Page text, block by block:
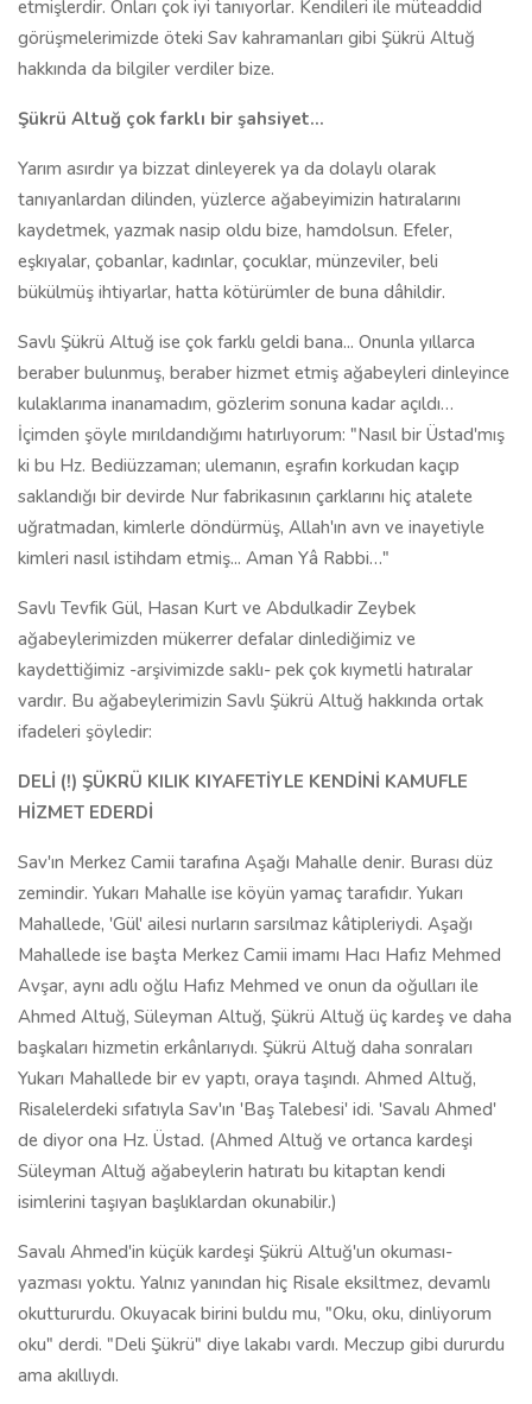
etmişlerdir. Onları çok iyi tanıyorlar. Kendileri ile müteaddid
görüşmelerimizde öteki Sav kahramanları gibi Şükrü Altuğ
hakkında da bilgiler verdiler bize.
Şükrü Altuğ çok farklı bir şahsiyet…
Yarım asırdır ya bizzat dinleyerek ya da dolaylı olarak
tanıyanlardan dilinden, yüzlerce ağabeyimizin hatıralarını
kaydetmek, yazmak nasip oldu bize, hamdolsun. Efeler,
eşkıyalar, çobanlar, kadınlar, çocuklar, münzeviler, beli
bükülmüş ihtiyarlar, hatta kötürümler de buna dâhildir.
Savlı Şükrü Altuğ ise çok farklı geldi bana... Onunla yıllarca
beraber bulunmuş, beraber hizmet etmiş ağabeyleri dinleyince
kulaklarıma inanamadım, gözlerim sonuna kadar açıldı…
İçimden şöyle mırıldandığımı hatırlıyorum: "Nasıl bir Üstad'mış
ki bu Hz. Bediüzzaman; ulemanın, eşrafın korkudan kaçıp
saklandığı bir devirde Nur fabrikasının çarklarını hiç atalete
uğratmadan, kimlerle döndürmüş, Allah'ın avn ve inayetiyle
kimleri nasıl istihdam etmiş... Aman Yâ Rabbi…"
Savlı Tevfik Gül, Hasan Kurt ve Abdulkadir Zeybek
ağabeylerimizden mükerrer defalar dinlediğimiz ve
kaydettiğimiz -arşivimizde saklı- pek çok kıymetli hatıralar
vardır. Bu ağabeylerimizin Savlı Şükrü Altuğ hakkında ortak
ifadeleri şöyledir:
DELİ (!) ŞÜKRÜ KILIK KIYAFETİYLE KENDİNİ KAMUFLE
HİZMET EDERDİ
Sav'ın Merkez Camii tarafına Aşağı Mahalle denir. Burası düz
zemindir. Yukarı Mahalle ise köyün yamaç tarafıdır. Yukarı
Mahallede, 'Gül' ailesi nurların sarsılmaz kâtipleriydi. Aşağı
Mahallede ise başta Merkez Camii imamı Hacı Hafız Mehmed
Avşar, aynı adlı oğlu Hafız Mehmed ve onun da oğulları ile
Ahmed Altuğ, Süleyman Altuğ, Şükrü Altuğ üç kardeş ve daha
başkaları hizmetin erkânlarıydı. Şükrü Altuğ daha sonraları
Yukarı Mahallede bir ev yaptı, oraya taşındı. Ahmed Altuğ,
Risalelerdeki sıfatıyla Sav'ın 'Baş Talebesi' idi. 'Savalı Ahmed'
de diyor ona Hz. Üstad. (Ahmed Altuğ ve ortanca kardeşi
Süleyman Altuğ ağabeylerin hatıratı bu kitaptan kendi
isimlerini taşıyan başlıklardan okunabilir.)
Savalı Ahmed'in küçük kardeşi Şükrü Altuğ'un okuması-
yazması yoktu. Yalnız yanından hiç Risale eksiltmez, devamlı
okuttururdu. Okuyacak birini buldu mu, "Oku, oku, dinliyorum
oku" derdi. "Deli Şükrü" diye lakabı vardı. Meczup gibi dururdu
ama akıllıydı.